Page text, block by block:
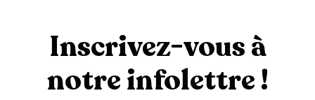
Inscrivez-vous à
notre infolettre !